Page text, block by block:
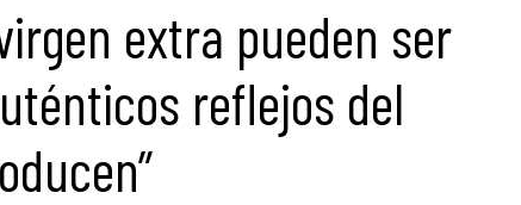
extra pueden ser
reflejos del